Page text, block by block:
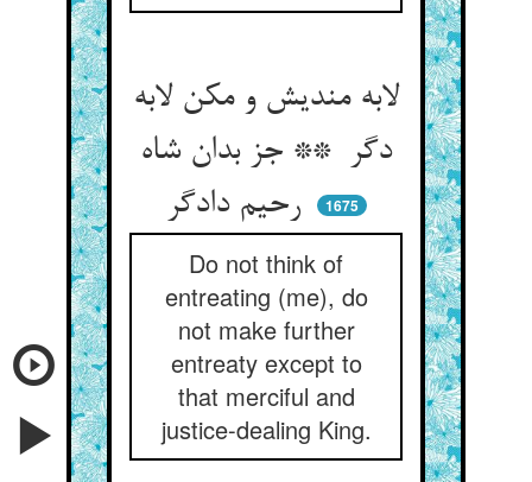
لابه مندیش و مکن لابه
دگر ** جز بدان شاه
رحیم دادگر
1675
Do not think of
entreating (me), do
not make further
entreaty except to
that merciful and
justice-dealing King.